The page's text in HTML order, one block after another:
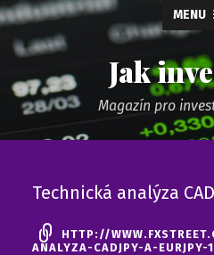
MENU
Jak
Magazín pro
Technická analýza
HTTP://
ANALYZA-CADJPY-A-